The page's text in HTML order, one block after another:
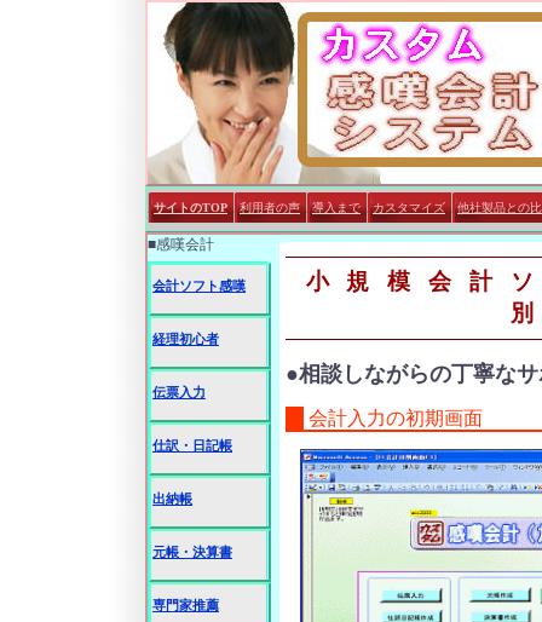
サイトのTOP 利用者の声 導入まで カスタマイズ 他社製品との
■感嘆会計
会計ソフト感嘆
経理初心者
伝票入力
仕訳・日記帳
出納帳
元帳・決算書
専門家推薦
小規模会計
●相談しながらの丁寧な
会計入力の初期画面